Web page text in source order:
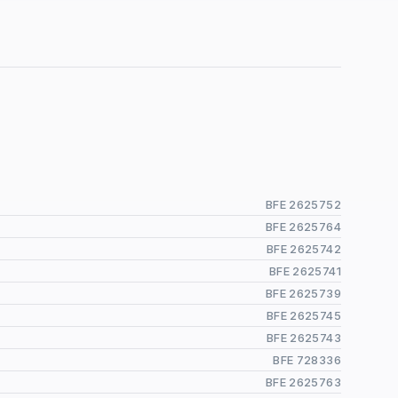
BFE 2625752
BFE 2625764
BFE 2625742
BFE 2625741
BFE 2625739
BFE 2625745
BFE 2625743
BFE 728336
BFE 2625763